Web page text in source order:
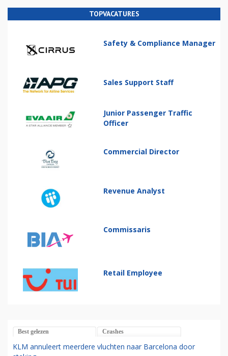
TOPVACATURES
Safety & Compliance Manager
Sales Support Staff
Junior Passenger Traffic
Officer
Commercial Director
Revenue Analyst
Commissaris
Retail Employee
Best gelezen Crashes
KLM annuleert meerdere vluchten naar Barcelona door